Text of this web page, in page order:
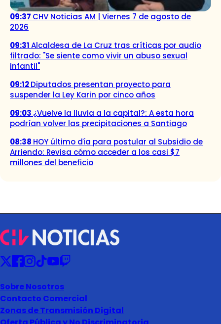
09:37 CHV Noticias AM | Viernes 7 de agosto de
2026
09:31Alcaldesa de La Cruz tras críticas por audio
filtrado: "Se siente como vivir un abuso sexual
infantil"
09:12Diputados presentan proyecto para
suspender la Ley Karin por cinco años
09:03 ¿Vuelve la lluvia a la capital?: A esta hora
podrían volver las precipitaciones a Santiago
08:38 HOY último día para postular al Subsidio de
Arriendo: Revisa cómo acceder a los casi $7
millones del beneficio
Sobre Nosotros
Contacto Comercial
Zonas de Transmisión Digital